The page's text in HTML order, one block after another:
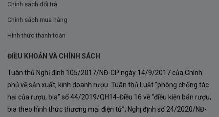
Chính sách đổi trả
Chính sách mua hàng
Hình thức thanh toán
ĐIỀU KHOẢN VÀ CHÍNH SÁCH
Tuân thủ Nghị định 105/2017/NĐ-CP ngày 14/9/2017 của Chính
phủ về sản xuất, kinh doanh rượu. Tuân thủ Luật “phòng chống tác
hại của rượu, bia” số 44/2019/QH14-Điều 16 về “điều kiện bán rượu,
bia theo hình thức thương mại điện tử”; Nghị định số 24/2020/NĐ-